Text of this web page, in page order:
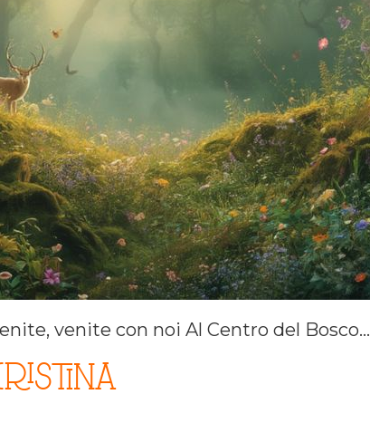
venite con noi Al Centro del Bosco…